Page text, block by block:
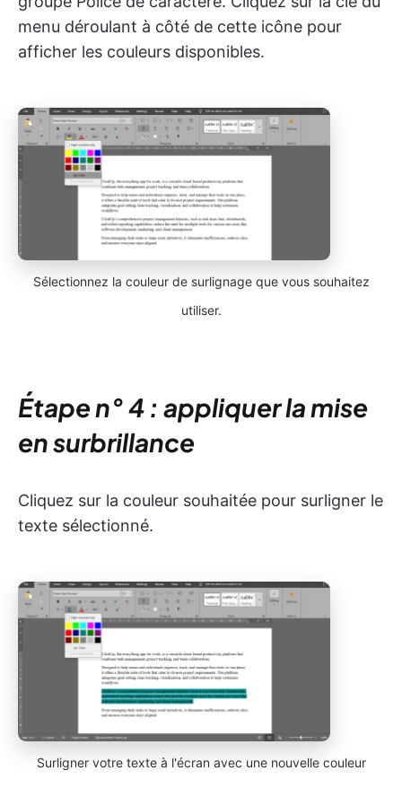
menu déroulant à côté de cette icône pour
afficher les couleurs disponibles.
Sélectionnez la couleur de surlignage que vous souhaitez
utiliser.
Étape n° 4 : appliquer la mise
en surbrillance
Cliquez sur la couleur souhaitée pour surligner le
texte sélectionné.
Surligner votre texte à l'écran avec une nouvelle couleur